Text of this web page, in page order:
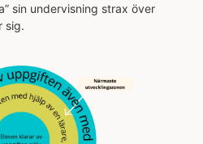
sin undervisning strax över
sig.